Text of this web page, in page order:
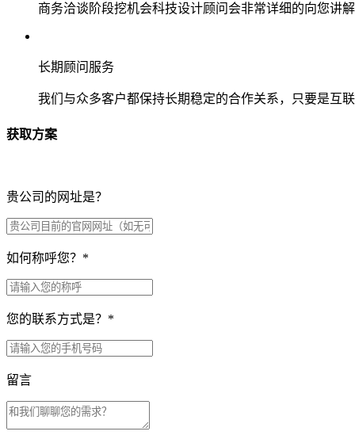
商务洽谈阶段挖机会科技设计顾问会非常详细的向您讲
长期顾问服务
我们与众多客户都保持长期稳定的合作关系，只要是互
获取方案
贵公司的网址是？
如何称呼您？ *
您的联系方式是？ *
留言